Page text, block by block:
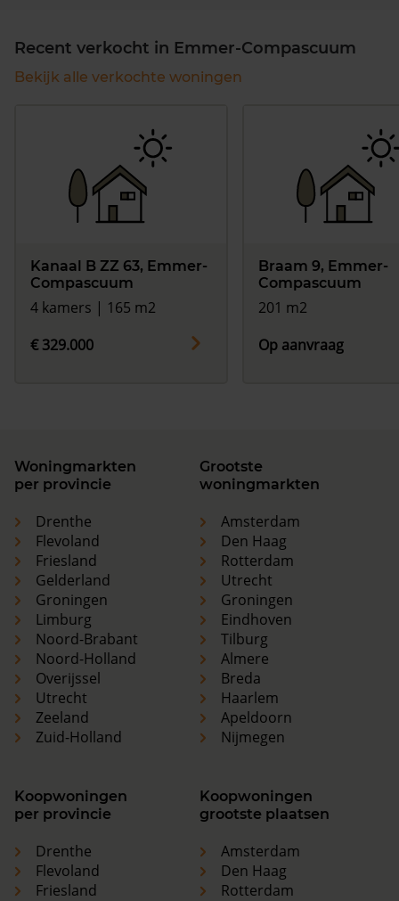
Recent verkocht in Emmer-Compascuum
Bekijk alle verkochte woningen
Kanaal B ZZ 63, Emmer-
Compascuum
4 kamers | 165 m2
€ 329.000
Braam 9, Emmer-
Compascuum
201 m2
Op aanvraag
Woningmarkten
per provincie
Drenthe
Flevoland
Friesland
Gelderland
Groningen
Limburg
Noord-Brabant
Noord-Holland
Overijssel
Utrecht
Zeeland
Zuid-Holland
Grootste
woningmarkten
Amsterdam
Den Haag
Rotterdam
Utrecht
Groningen
Eindhoven
Tilburg
Almere
Breda
Haarlem
Apeldoorn
Nijmegen
Koopwoningen
per provincie
Drenthe
Flevoland
Friesland
Koopwoningen
grootste plaatsen
Amsterdam
Den Haag
Rotterdam